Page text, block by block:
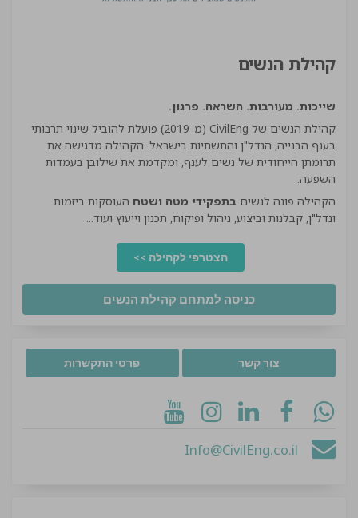
קהילת הנשים
שייכות. מעורבות. השראה. פרגון.
קהילת הנשים של CivilEng (מ-2019) פועלת להוביל שינוי תרבותי
בענף הבנייה, הנדל"ן והתשתיות בישראל. הקהילה מדגישה את
תרומתן הייחודית של נשים לענף, ומקדמת את שילובן בעמדות
השפעה.
הקהילה פונה לנשים בתפקידי מטה ושטח העוסקות ביזמות
ונדל"ן, קבלנות וביצוע, ניהול ופיקוח, תכנון וייעוץ ועוד...
הצטרפי לקהילה >>
כניסה למתחם קהילת הנשים
צור קשר פרטי התקשרות
Info@CivilEng.co.il